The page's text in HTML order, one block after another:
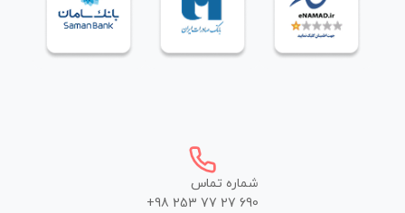
شماره تماس
+98 253 77 27 690